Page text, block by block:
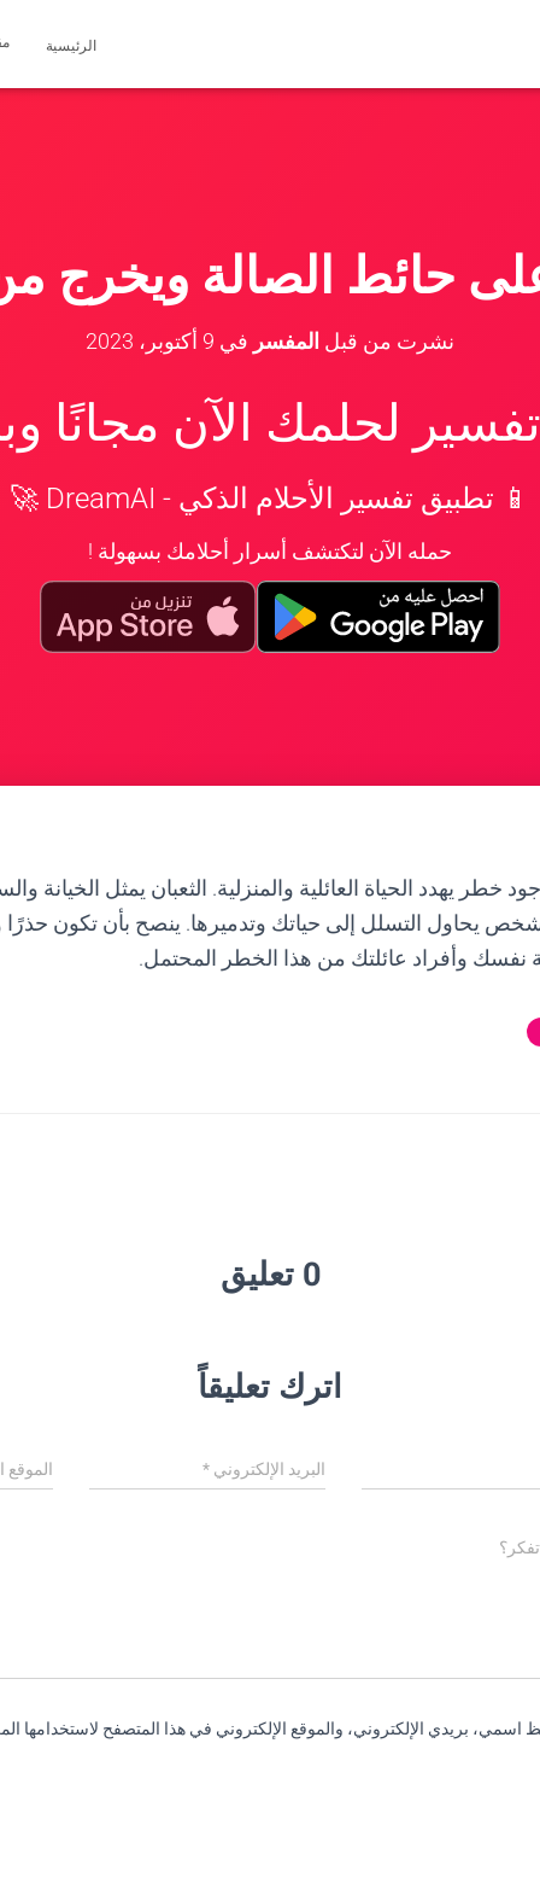
الرئيسية
حائط الصالة ويخرج
نشرت من قبل المفسر في 9 أكتوبر، 2023
لحلمك الآن مجانًا
📱 تطبيق تفسير الأحلام الذكي - DreamAI 🚀
حمله الآن لتكتشف أسرار أحلامك بسهولة !
خطر يهدد الحياة العائلية والمنزلية. الثعبان يمثل الخيانة
يحاول التسلل إلى حياتك وتدميرها. ينصح بأن تكون حذرًا
نفسك وأفراد عائلتك من هذا الخطر المحتمل.
0 تعليق
اترك تعليقاً
البريد الإلكتروني* الموقع
اسمي، بريدي الإلكتروني، والموقع الإلكتروني في هذا المتصفح لاستخدامها